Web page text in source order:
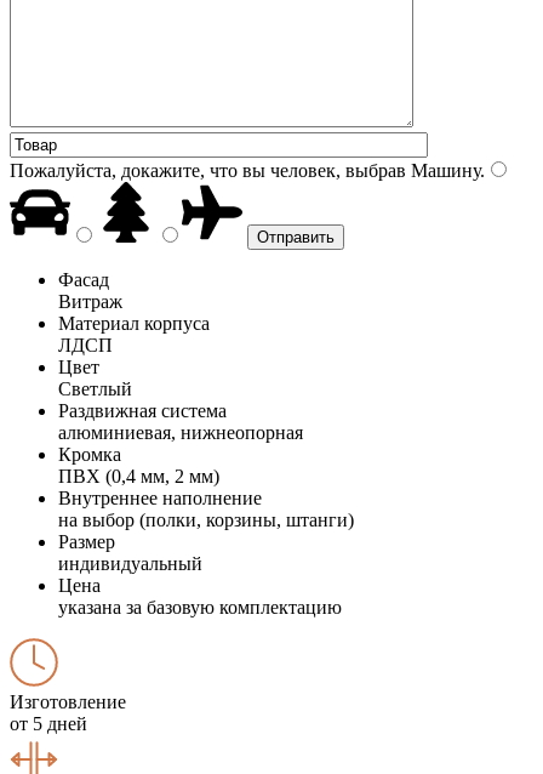
Пожалуйста, докажите, что вы человек, выбрав Машину.
Фасад
Витраж
Материал корпуса
ЛДСП
Цвет
Светлый
Раздвижная система
алюминиевая, нижнеопорная
Кромка
ПВХ (0,4 мм, 2 мм)
Внутреннее наполнение
на выбор (полки, корзины, штанги)
Размер
индивидуальный
Цена
указана за базовую комплектацию
Изготовление
от 5 дней